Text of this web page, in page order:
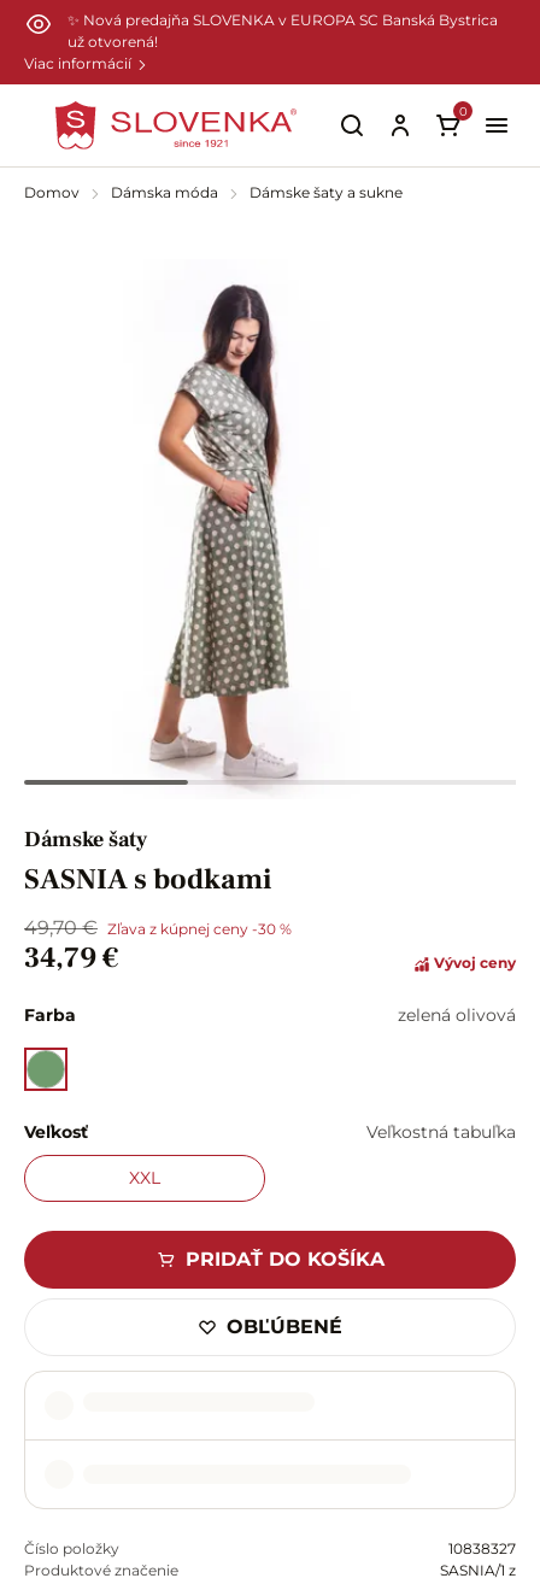
Preskočiť na hlavný obsah
✨ Nová predajňa SLOVENKA v EUROPA SC Banská Bystrica
už otvorená!
Viac informácií
0
Domov Dámska móda Dámske šaty a sukne
Dámske šaty
SASNIA s bodkami
49,70 € Zľava z kúpnej ceny -30 %
34,79 € Vývoj ceny
Farba zelená olivová
Veľkosť Veľkostná tabuľka
XXL
PRIDAŤ DO KOŠÍKA
OBĽÚBENÉ
Číslo položky
10838327
Produktové značenie
SASNIA/1 z